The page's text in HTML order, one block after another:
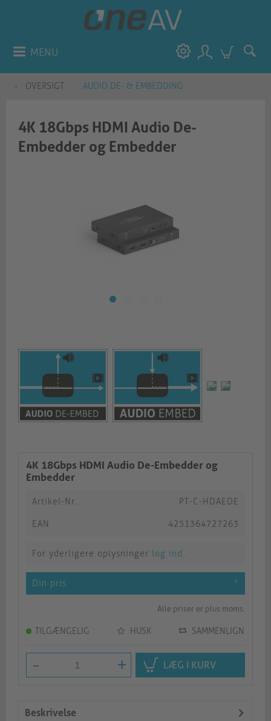
MENU
OVERSIGT AUDIO DE- & EMBEDDING
4K 18Gbps HDMI Audio De-
Embedder og Embedder
4K 18Gbps HDMI Audio De-Embedder og
Embedder
Artikel-Nr. PT-C-HDAEDE
EAN 4251364727263
For yderligere oplysninger log ind..
Din pris *
Alle priser er plus moms.
TILGÆNGELIG HUSK SAMMENLIGN
- + LÆG I KURV
Beskrivelse